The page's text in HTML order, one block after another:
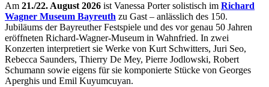
Am 21./22. August 2026 ist Vanessa Porter solistisch im Richard
Wagner Museum Bayreuth zu Gast – anlässlich des 150.
Jubiläums der Bayreuther Festspiele und des vor genau 50 Jahren
eröffneten Richard-Wagner-Museum in Wahnfried. In zwei
Konzerten interpretiert sie Werke von Kurt Schwitters, Juri Seo,
Rebecca Saunders, Thierry De Mey, Pierre Jodlowski, Robert
Schumann sowie eigens für sie komponierte Stücke von Georges
Aperghis und Emil Kuyumcuyan.